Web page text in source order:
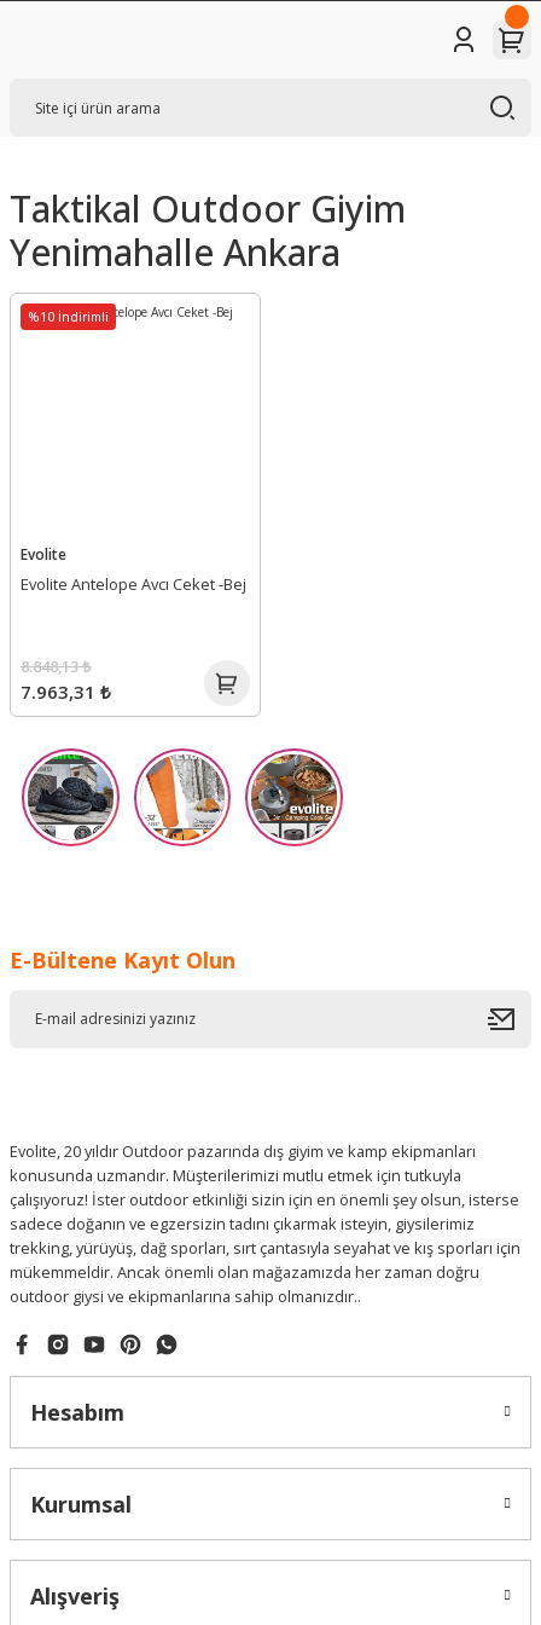
Taktikal Outdoor Giyim
Yenimahalle Ankara
%10 İndirimli
Evolite
Evolite Antelope Avcı Ceket -Bej
7.963,31 ₺
8.848,13 ₺
E-Bültene Kayıt Olun
Evolite, 20 yıldır Outdoor pazarında dış giyim ve kamp ekipmanları
konusunda uzmandır. Müşterilerimizi mutlu etmek için tutkuyla
çalışıyoruz! İster outdoor etkinliği sizin için en önemli şey olsun, isterse
sadece doğanın ve egzersizin tadını çıkarmak isteyin, giysilerimiz
trekking, yürüyüş, dağ sporları, sırt çantasıyla seyahat ve kış sporları için
mükemmeldir. Ancak önemli olan mağazamızda her zaman doğru
outdoor giysi ve ekipmanlarına sahip olmanızdır..
Hesabım
Kurumsal
Alışveriş